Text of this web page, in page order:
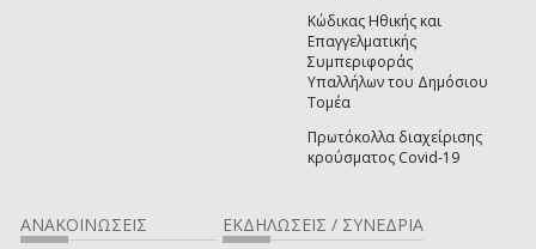
Κώδικας Ηθικής και
Επαγγελματικής
Συμπεριφοράς
Υπαλλήλων του Δημόσιου
Τομέα
Πρωτόκολλα διαχείρισης
κρούσματος Covid-19
ΑΝΑΚΟΙΝΩΣΕΙΣ ΕΚΔΗΛΩΣΕΙΣ / ΣΥΝΕΔΡΙΑ